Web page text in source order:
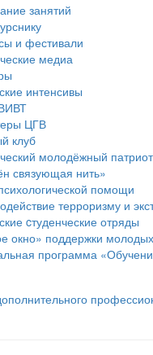
занятий
и фестивали
медиа
интенсивы
ЦГВ
клуб
молодёжный
связующая нить»
помощи
терроризму и
cтуденческие отряды
окно» поддержки
программа